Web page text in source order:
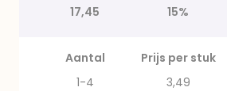
17,45
15%
Aantal Prijs per stuk
1-4
3,49